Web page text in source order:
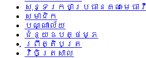
សុន្ទរកថាប្រធានគណៈមេធាវី
សមាជិក
បណ្ណាល័យ
ជំនួយឧបត្ថម្ភ
ព្រឹត្តិបត្រ
វិចិត្រសាល